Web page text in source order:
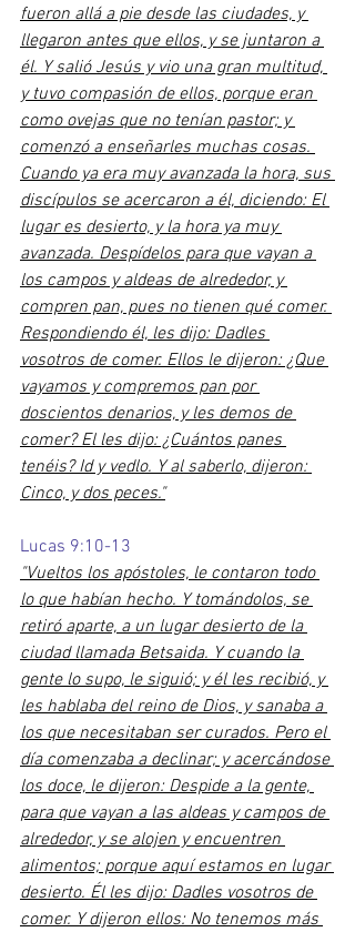
fueron allá a pie desde las ciudades, y
llegaron antes que ellos, y se juntaron a
él. Y salió Jesús y vio una gran multitud,
y tuvo compasión de ellos, porque eran
como ovejas que no tenían pastor; y
comenzó a enseñarles muchas cosas.
Cuando ya era muy avanzada la hora, sus
discípulos se acercaron a él, diciendo: El
lugar es desierto, y la hora ya muy
avanzada. Despídelos para que vayan a
los campos y aldeas de alrededor, y
compren pan, pues no tienen qué comer.
Respondiendo él, les dijo: Dadles
vosotros de comer. Ellos le dijeron: ¿Que
vayamos y compremos pan por
doscientos denarios, y les demos de
comer? El les dijo: ¿Cuántos panes
tenéis? Id y vedlo. Y al saberlo, dijeron:
Cinco, y dos peces."
Lucas 9:10-13
"Vueltos los apóstoles, le contaron todo
lo que habían hecho. Y tomándolos, se
retiró aparte, a un lugar desierto de la
ciudad llamada Betsaida. Y cuando la
gente lo supo, le siguió; y él les recibió, y
les hablaba del reino de Dios, y sanaba a
los que necesitaban ser curados. Pero el
día comenzaba a declinar; y acercándose
los doce, le dijeron: Despide a la gente,
para que vayan a las aldeas y campos de
alrededor, y se alojen y encuentren
alimentos; porque aquí estamos en lugar
desierto. Él les dijo: Dadles vosotros de
comer. Y dijeron ellos: No tenemos más